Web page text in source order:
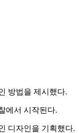
방법을 제시했다.
에서 시작된다.
디자인을 기획했다.